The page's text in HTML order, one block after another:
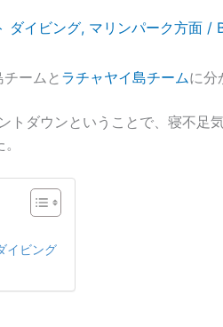
ダイビング, マリンパーク方面/
ームと ラチャヤイ島チームに分
トダウンということで、寝不足
イビング